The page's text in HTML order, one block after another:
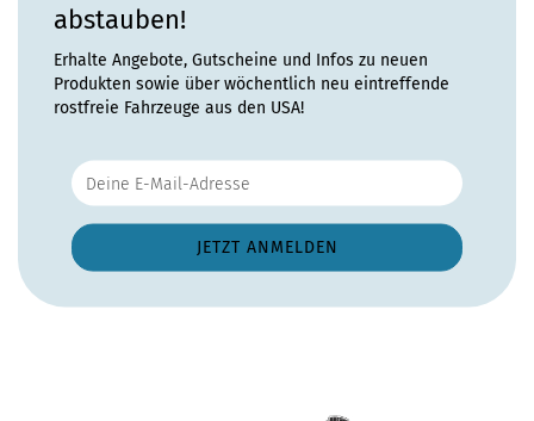
abstauben!
Erhalte Angebote, Gutscheine und Infos zu neuen
Produkten sowie über wöchentlich neu eintreffende
rostfreie Fahrzeuge aus den USA!